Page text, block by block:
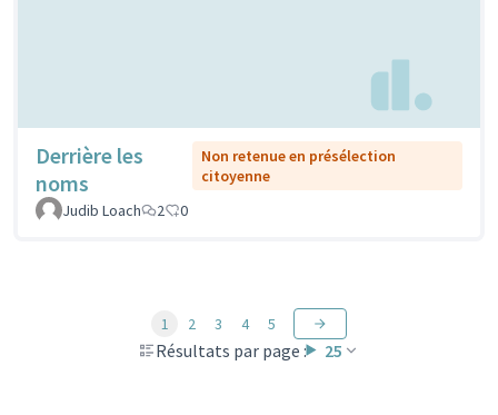
Derrière les
noms
Non retenue en présélection
citoyenne
Judib Loach
2 0
Résultats par page : 25
1 2 3 4 5